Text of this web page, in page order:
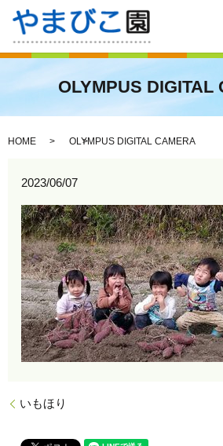
OLYMPUS DIGITAL
HOME OLYMPUS DIGITAL CAMERA
2023/06/07
いもほり